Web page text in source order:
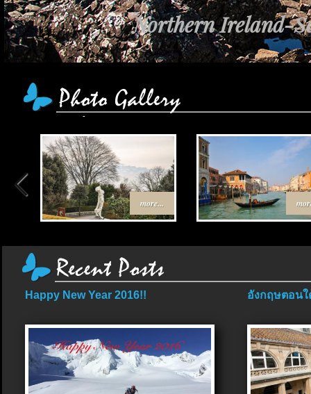
Northern Ireland-
more...
Happy New Year 2016!! อังกฤษตอนใ